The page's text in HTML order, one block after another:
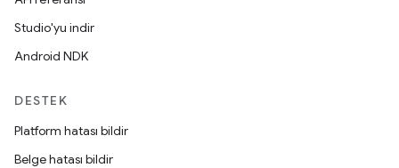
Studio'yu indir
Android NDK
DESTEK
Platform hatası bildir
Belge hatası bildir